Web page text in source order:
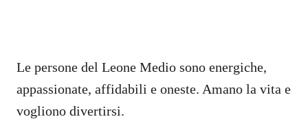
Le persone del Leone Medio sono energiche,
appassionate, affidabili e oneste. Amano la vita e
vogliono divertirsi.